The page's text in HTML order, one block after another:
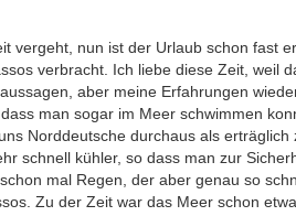
vergeht, nun ist der Urlaub schon fast
verbracht. Ich liebe diese Zeit, weil
aber meine Erfahrungen
man sogar im Meer schwimmen
Norddeutsche durchaus als
schnell kühler, so dass man zur
mal Regen, der aber genau so
Zu der Zeit war das Meer schon